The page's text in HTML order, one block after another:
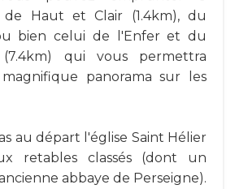
Haut et Clair (1.4km), du
bien celui de l'Enfer et du
qui vous permettra
panorama sur les
au départ l'église Saint Hélier
retables classés (dont un
abbaye de Perseigne).